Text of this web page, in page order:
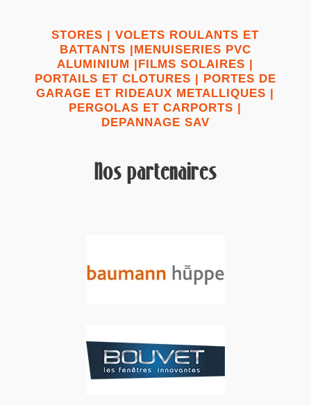
STORES | VOLETS ROULANTS ET
BATTANTS |MENUISERIES PVC
ALUMINIUM |FILMS SOLAIRES |
PORTAILS ET CLOTURES | PORTES DE
GARAGE ET RIDEAUX METALLIQUES |
PERGOLAS ET CARPORTS |
DEPANNAGE SAV
Nos partenaires